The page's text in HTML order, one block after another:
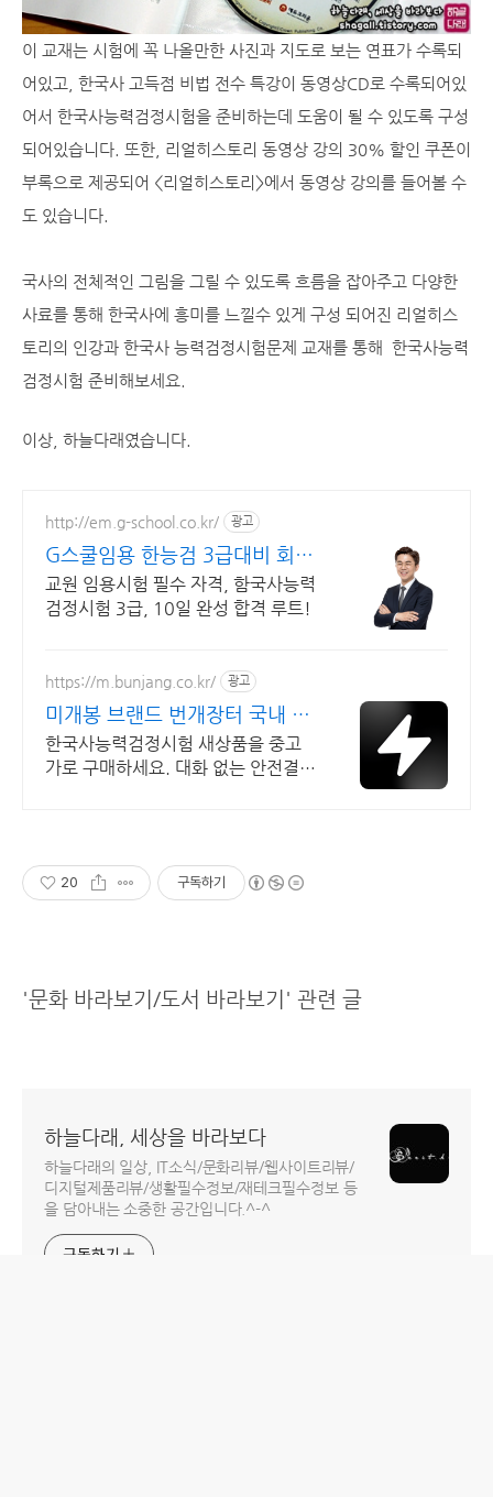
이 교재는 시험에 꼭 나올만한 사진과 지도로 보는 연표가 수록되
어있고, 한국사 고득점 비법 전수 특강이 동영상CD로 수록되어있
어서 한국사능력검정시험을 준비하는데 도움이 될 수 있도록 구성
되어있습니다. 또한, 리얼히스토리 동영상 강의 30% 할인 쿠폰이
부록으로 제공되어 <리얼히스토리>에서 동영상 강의를 들어볼 수
도 있습니다.
국사의 전체적인 그림을 그릴 수 있도록 흐름을 잡아주고 다양한
사료를 통해 한국사에 흥미를 느낄수 있게 구성 되어진 리얼히스
토리의 인강과 한국사 능력검정시험문제 교재를 통해 한국사능력
검정시험 준비해보세요.
이상, 하늘다래였습니다.
http://em.g-school.co.kr/ 광고
G스쿨임용 한능검 3급대비 회원
이면 누구나 무료 수강!
교원 임용시험 필수 자격, 함국사능력
검정시험 3급, 10일 완성 합격 루트!
https://m.bunjang.co.kr/ 광고
미개봉 브랜드 번개장터 국내 최
대 브랜드 중고거래
한국사능력검정시험 새상품을 중고
가로 구매하세요. 대화 없는 안전결제
20 구독하기
'문화 바라보기/도서 바라보기' 관련 글
하늘다래, 세상을 바라보다
하늘다래의 일상, IT소식/문화리뷰/웹사이트리뷰/
디지털제품리뷰/생활필수정보/재테크필수정보 등
을 담아내는 소중한 공간입니다.^-^
구독하기